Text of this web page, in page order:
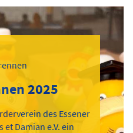
2025
des Essener
et Damian e.V. ein